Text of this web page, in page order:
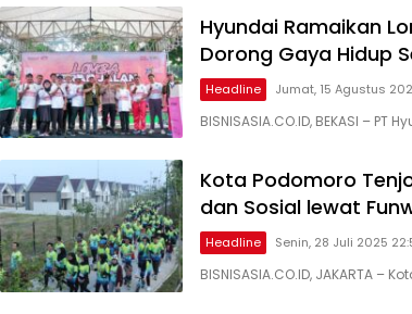
Hyundai Ramaikan
Dorong Gaya Hidup
Headline Jumat, 15 Agustus
BISNISASIA.CO.ID, BEKASI –
Kota Podomoro
dan Sosial lewat
Headline Senin, 28 Juli 2025
BISNISASIA.CO.ID, JAKARTA –